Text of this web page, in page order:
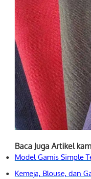
Baca Juga Artikel
Model Gamis Simple
Kemeja, Blouse, dan